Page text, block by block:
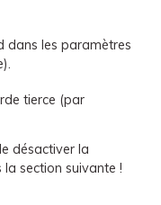
dans les paramètres
tierce (par
désactiver la
section suivante !